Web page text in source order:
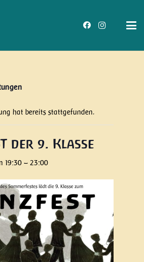
hat bereits stattgefunden.
der 9. Klasse
19:30 – 23:00